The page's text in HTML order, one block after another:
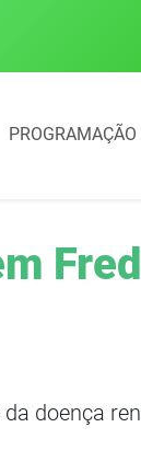
PROGRAMAÇÃO
doença